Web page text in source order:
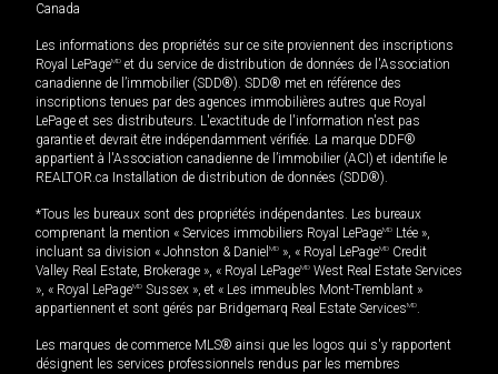
Canada
Les informations des propriétés sur ce site proviennent des inscriptions
Royal LePageMD et du service de distribution de données de l'Association
canadienne de l’immobilier (SDD®). SDD® met en référence des
inscriptions tenues par des agences immobilières autres que Royal
LePage et ses distributeurs. L'exactitude de l'information n'est pas
garantie et devrait être indépendamment vérifiée. La marque DDF®
appartient à l'Association canadienne de l’immobilier (ACI) et identifie le
REALTOR.ca Installation de distribution de données (SDD®).
*Tous les bureaux sont des propriétés indépendantes. Les bureaux
comprenant la mention « Services immobiliers Royal LePageMD Ltée »,
incluant sa division « Johnston & Daniel MD », « Royal LePageMD Credit
Valley Real Estate, Brokerage », « Royal LePageMD West Real Estate Services
», « Royal LePageMD Sussex », et « Les immeubles Mont-Tremblant »
appartiennent et sont gérés par Bridgemarq Real Estate ServicesMD.
Les marques de commerce MLS® ainsi que les logos qui s'y rapportent
désignent les services professionnels rendus par les membres